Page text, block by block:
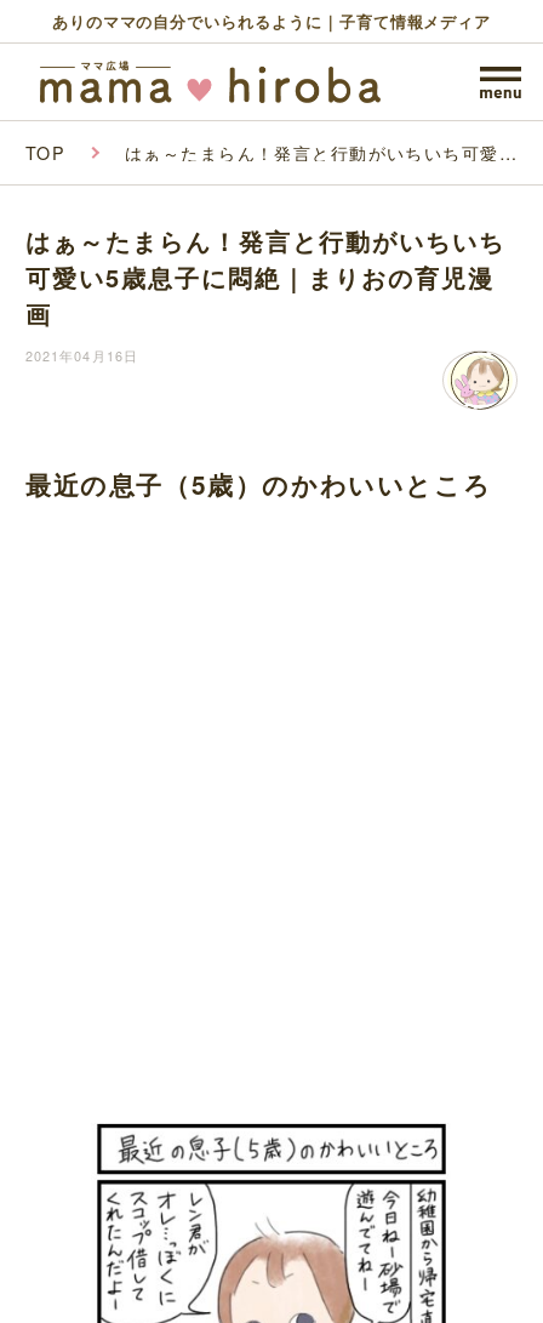
ありのママの自分でいられるように｜子育て情報メディア
TOP はぁ～たまらん！発言と行動がいちいち可愛い
はぁ～たまらん！発言と行動がいちいち
可愛い5歳息子に悶絶｜まりおの育児漫
画
2021年04月16日
最近の息子（5歳）のかわいいところ